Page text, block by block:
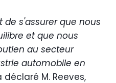
de s'assurer que nous
et que nous
au secteur
automobile en
déclaré M. Reeves,